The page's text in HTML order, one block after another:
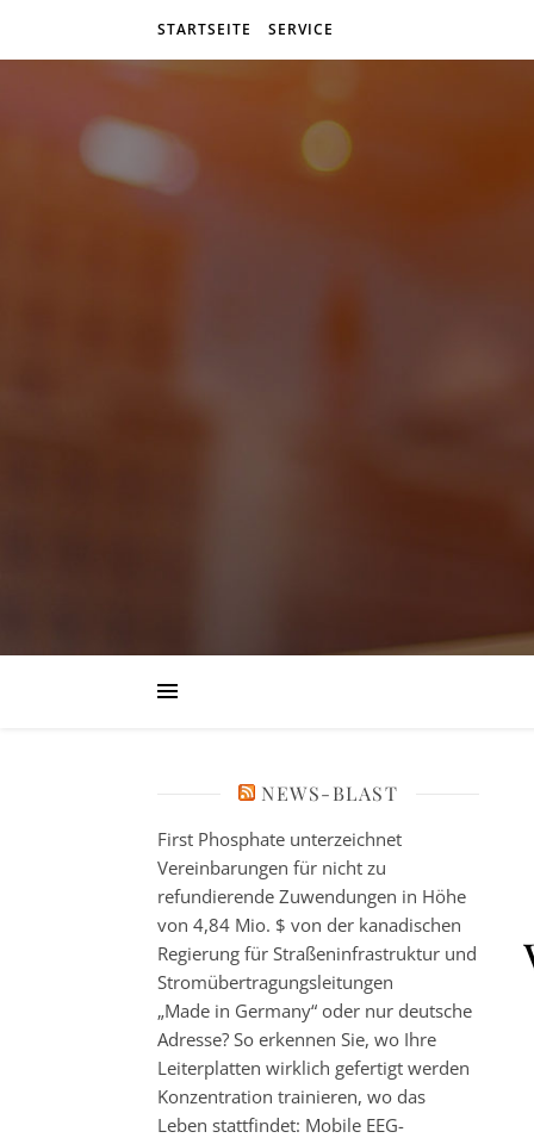
STARTSEITE SERVICE
NEWS-BLAST
First Phosphate unterzeichnet
Vereinbarungen für nicht zu
refundierende Zuwendungen in Höhe
von 4,84 Mio. $ von der kanadischen
Regierung für Straßeninfrastruktur und
Stromübertragungsleitungen
„Made in Germany“ oder nur deutsche
Adresse? So erkennen Sie, wo Ihre
Leiterplatten wirklich gefertigt werden
Konzentration trainieren, wo das
Leben stattfindet: Mobile EEG-